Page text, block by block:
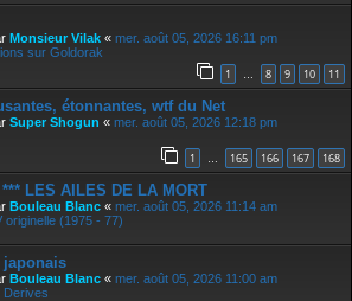
Monsieur Vilak « mer. août 05, 2026 16:11 pm
sur Goldorak
1 … 8 9 10 11
étonnantes, wtf du Net
Super Shogun « mer. août 05, 2026 12:18 pm
1 165 166 167 168
LES AILES DE LA MORT
Bouleau Blanc « mer. août 05, 2026 11:14 am
originelle (1975 - 77)
japonais
Bouleau Blanc « mer. août 05, 2026 11:00 am
Derives